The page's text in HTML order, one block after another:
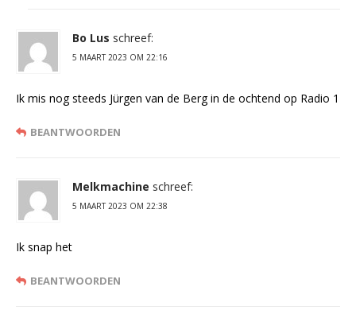
Bo Lus schreef:
5 MAART 2023 OM 22:16
Ik mis nog steeds Jürgen van de Berg in de ochtend op Radio 1
BEANTWOORDEN
Melkmachine schreef:
5 MAART 2023 OM 22:38
Ik snap het
BEANTWOORDEN